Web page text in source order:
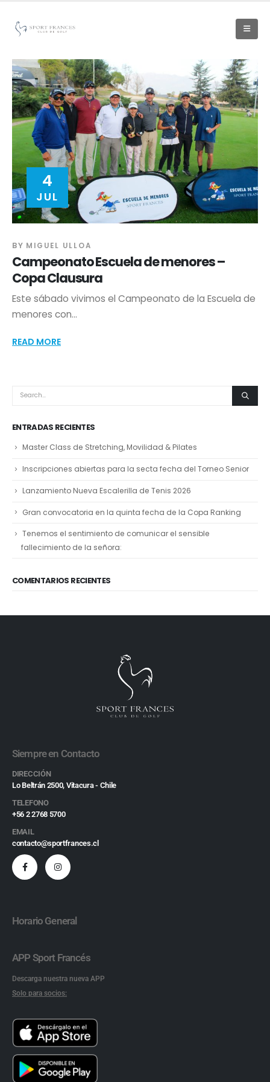
4
JUL
BY MIGUEL ULLOA
Campeonato Escuela de menores –
Copa Clausura
Este sábado vivimos el Campeonato de la Escuela de
menores con...
READ MORE
ENTRADAS RECIENTES
Master Class de Stretching, Movilidad & Pilates
Inscripciones abiertas para la secta fecha del Torneo Senior
Lanzamiento Nueva Escalerilla de Tenis 2026
Gran convocatoria en la quinta fecha de la Copa Ranking
Tenemos el sentimiento de comunicar el sensible
fallecimiento de la señora:
COMENTARIOS RECIENTES
Siempre en Contacto
DIRECCIÓN
Lo Beltrán 2500, Vitacura - Chile
TELEFONO
+56 2 2768 5700
EMAIL
contacto@sportfrances.cl
Horario General
APP Sport Francés
Descarga nuestra nueva APP
Solo para socios: